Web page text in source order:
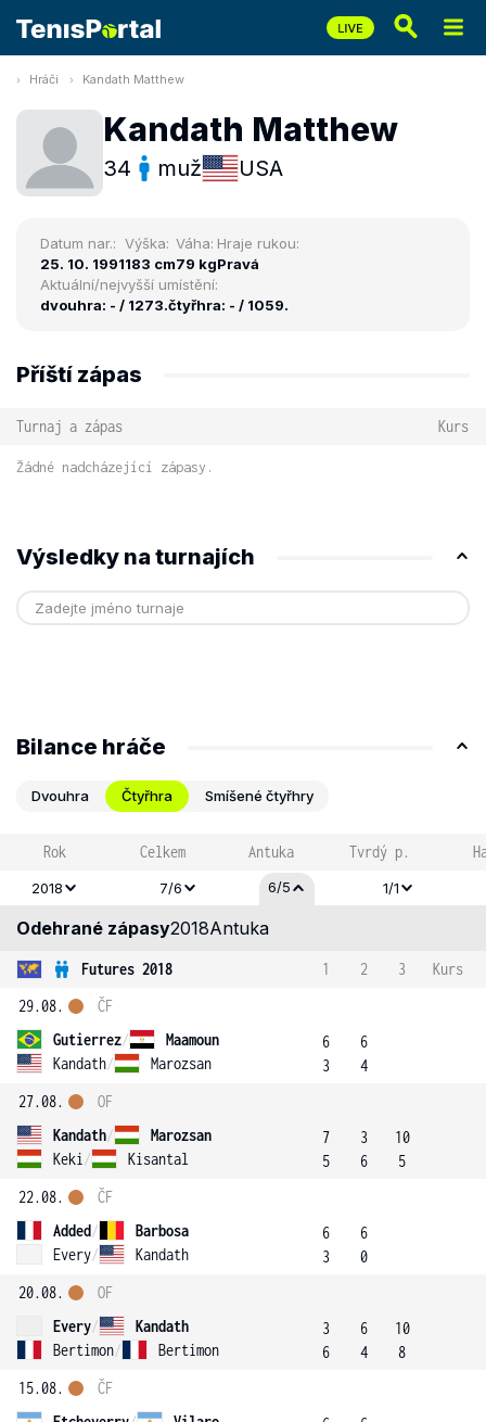
Hráči Kandath Matthew
Kandath Matthew
34 muž USA
Datum nar.:
25. 10. 1991
Výška:
183 cm
Váha:
79 kg
Hraje rukou:
Pravá
Aktuální/nejvyšší umístění:
dvouhra: - / 1273.čtyřhra: - / 1059.
Příští zápas
Turnaj a zápas Kurs
Žádné nadcházející zápasy.
Výsledky na turnajích
Bilance hráče
Dvouhra Čtyřhra Smíšené čtyřhry
Rok Celkem Antuka Tvrdý p.
2018 7/6 6/5 1/1
Odehrané zápasy2018Antuka
Futures 2018 1 2 3
Kurs
29.08.
Gutierrez/
Maamoun
Kandath/ Marozsan
ČF
6
3
6
4
27.08.
Kandath/
Marozsan
Keki / Kisantal
OF
7
5
3
6
10
5
22.08.
Added/
Barbosa
Every/ Kandath
ČF
6
3
6
0
20.08.
Every/
Kandath
Bertimon/ Bertimon
OF
3
6
6
4
10
8
15.08.
ČF